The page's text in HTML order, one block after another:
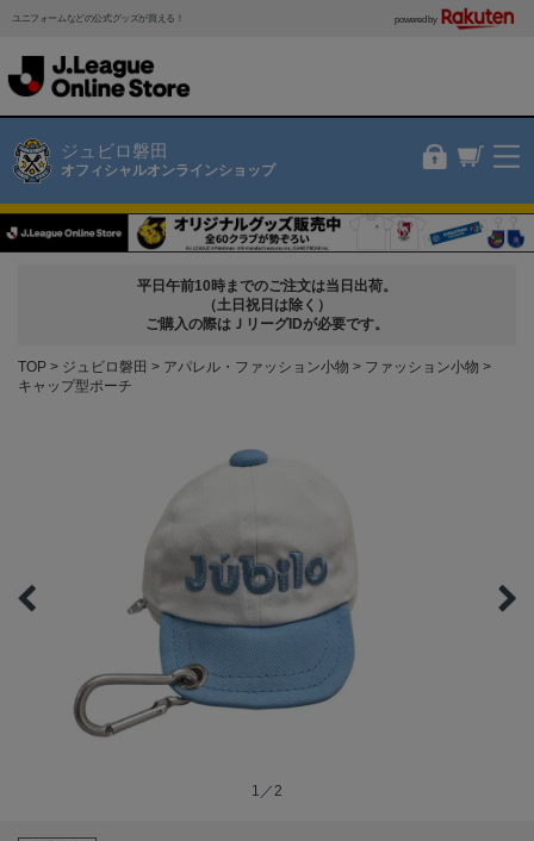
ユニフォームなどの公式グッズが買える！ powered by
ジュビロ磐田
オフィシャルオンラインショップ
平日午前10時までのご注文は当日出荷。
（土日祝日は除く）
ご購入の際はＪリーグIDが必要です。
TOP ジュビロ磐田 アパレル・ファッション小物
ファッション小物
キャップ型ポーチ
1／2